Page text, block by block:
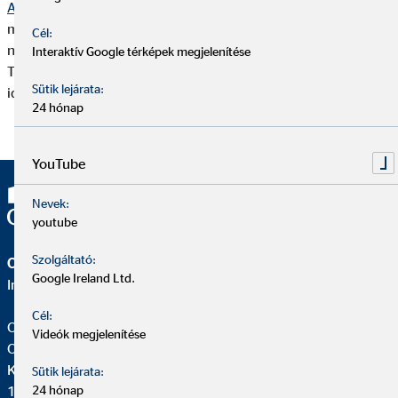
Adatkezelési Tájékoztató
mindenkor aktuális szövege elektronikus formában elérhető a
nyomtatvany.ovb.hu honlapon az „OVB Adatkezelési
Tájékoztató” kategóriában, a dokumentum megfelelő
időállapotú verziójának kiválasztásával.
OVB Vermögensberatung Kft.
Iroda | Budapest
Olivér Szabadkai
Országos igazgató OVB
Kelenhegyi út 43. A ép. 1/1
1118 Budapest
Cél:
Interaktív Google térképek megjelenítése
Sütik lejárata:
24 hónap
YouTube
Nevek:
youtube
Szolgáltató:
Google Ireland Ltd.
Cél:
Videók megjelenítése
Sütik lejárata:
24 hónap